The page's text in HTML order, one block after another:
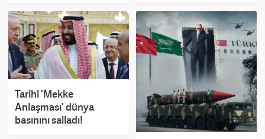
Tarihi 'Mekke
Anlaşması' dünya
basınını salladı!